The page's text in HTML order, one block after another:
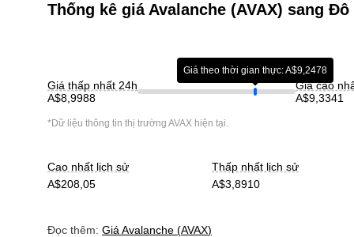
Thống kê giá Avalanche (AVAX) sang
Giá thấp nhất 24h
A$8,9988
Giá theo thời gian thực: A$9,2478
Giá cao
A$9,3341
*Dữ liệu thông tin thị trường AVAX hiện tại.
Cao nhất lịch sử
A$208,05
Thấp nhất lịch sử
A$3,8910
Đọc thêm: Giá Avalanche (AVAX)